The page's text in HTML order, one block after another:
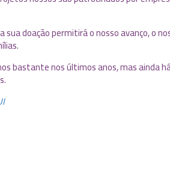
sua doação permitirá o nosso avanço, o
bastante nos últimos anos, mas ainda